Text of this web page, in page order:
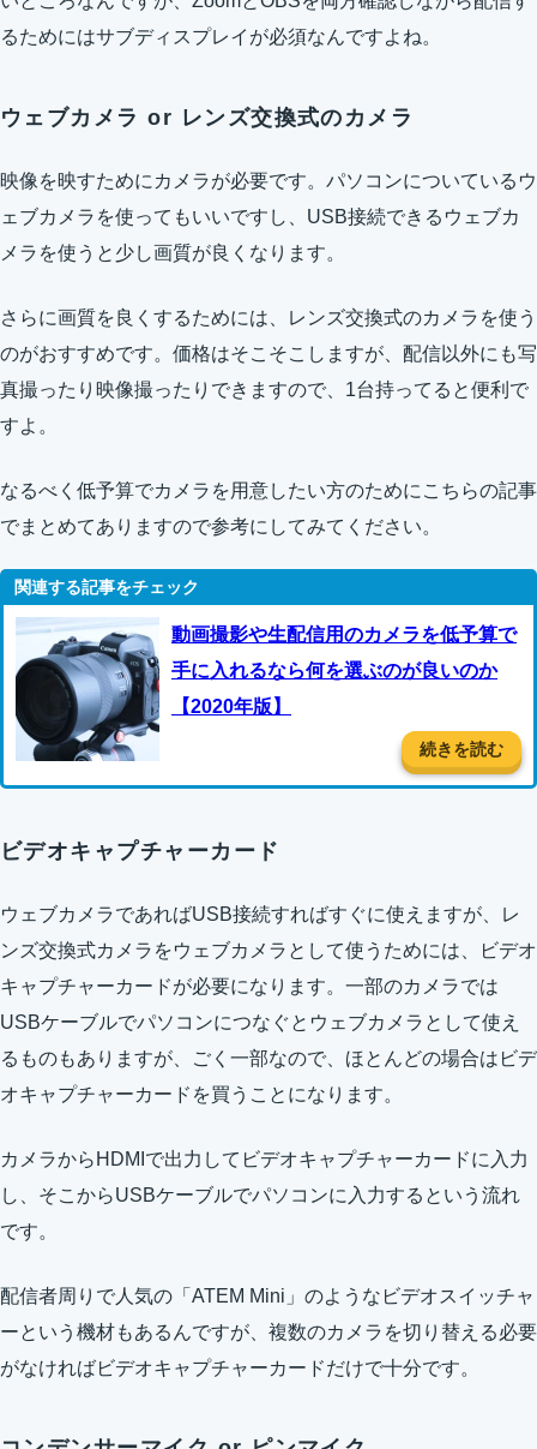
るためにはサブディスプレイが必須なんですよね。
ウェブカメラ or レンズ交換式のカメラ
映像を映すためにカメラが必要です。パソコンについているウ
ェブカメラを使ってもいいですし、USB接続できるウェブカ
メラを使うと少し画質が良くなります。
さらに画質を良くするためには、レンズ交換式のカメラを使う
のがおすすめです。価格はそこそこしますが、配信以外にも写
真撮ったり映像撮ったりできますので、1台持ってると便利で
すよ。
なるべく低予算でカメラを用意したい方のためにこちらの記事
でまとめてありますので参考にしてみてください。
動画撮影や生配信用のカメラを低予算で
手に入れるなら何を選ぶのが良いのか
【2020年版】
続きを読む
ビデオキャプチャーカード
ウェブカメラであればUSB接続すればすぐに使えますが、レ
ンズ交換式カメラをウェブカメラとして使うためには、ビデオ
キャプチャーカードが必要になります。一部のカメラでは
USBケーブルでパソコンにつなぐとウェブカメラとして使え
るものもありますが、ごく一部なので、ほとんどの場合はビデ
オキャプチャーカードを買うことになります。
カメラからHDMIで出力してビデオキャプチャーカードに入力
し、そこからUSBケーブルでパソコンに入力するという流れ
です。
配信者周りで人気の「ATEM Mini」のようなビデオスイッチャ
ーという機材もあるんですが、複数のカメラを切り替える必要
がなければビデオキャプチャーカードだけで十分です。